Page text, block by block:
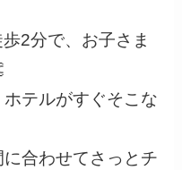
2分で、お子さま
テルがすぐそこな
合わせてさっとチ